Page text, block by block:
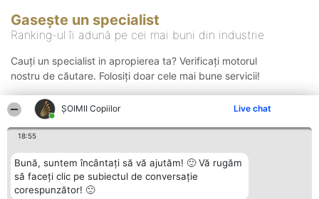
ȘOIMII Copiilor Live chat
18:55
Bună, suntem încântați să vă ajutăm! 🙂 Vă rugăm
să faceți clic pe subiectul de conversație
corespunzător! 🙂
Gasește un specialist
Ranking-ul îi adună pe cei mai buni din industrie
Cauți un specialist in apropierea ta? Verificați motorul
nostru de căutare. Folosiți doar cele mai bune servicii!